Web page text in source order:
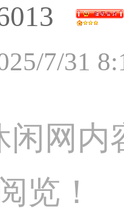
7/31
闲网内
览！